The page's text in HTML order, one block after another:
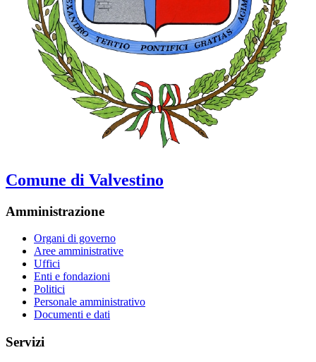
Comune di Valvestino
Amministrazione
Organi di governo
Aree amministrative
Uffici
Enti e fondazioni
Politici
Personale amministrativo
Documenti e dati
Servizi